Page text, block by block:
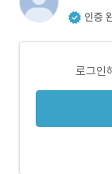
인증
로그인